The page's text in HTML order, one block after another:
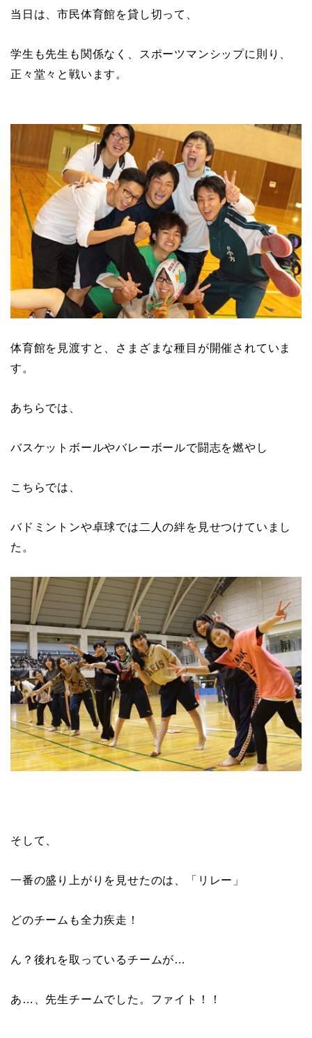
当日は、市民体育館を貸し切って、
学生も先生も関係なく、スポーツマンシップに則り、
正々堂々と戦います。
体育館を見渡すと、さまざまな種目が開催されていま
す。
あちらでは、
バスケットボールやバレーボールで闘志を燃やし
こちらでは、
バドミントンや卓球では二人の絆を見せつけていまし
た。
そして、
一番の盛り上がりを見せたのは、「リレー」
どのチームも全力疾走！
ん？後れを取っているチームが…
あ…、先生チームでした。ファイト！！